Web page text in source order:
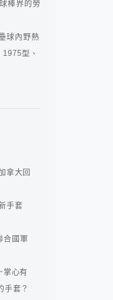
棒界的勞
球內野熱
型、
拿大回
手套
合國軍
掌心有
手套？